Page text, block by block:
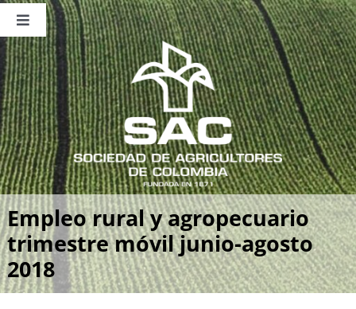
Saltar
contenido
Toggle
Navigation
Nosotros
Publicaciones
Sala de Prensa
Eventos
Empleo rural y agropecuario
trimestre móvil junio-agosto
2018